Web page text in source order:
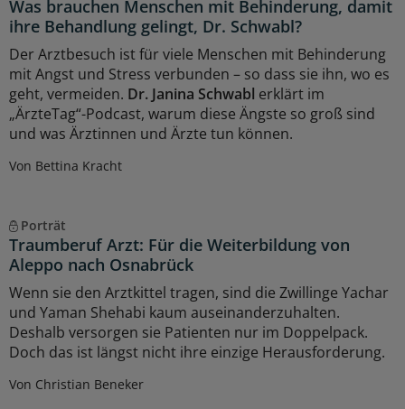
Was brauchen Menschen mit Behinderung, damit
ihre Behandlung gelingt, Dr. Schwabl?
Der Arztbesuch ist für viele Menschen mit Behinderung
mit Angst und Stress verbunden – so dass sie ihn, wo es
geht, vermeiden. Dr. Janina Schwabl erklärt im
„ÄrzteTag“-Podcast, warum diese Ängste so groß sind
und was Ärztinnen und Ärzte tun können.
Von Bettina Kracht
Porträt
Traumberuf Arzt: Für die Weiterbildung von
Aleppo nach Osnabrück
Wenn sie den Arztkittel tragen, sind die Zwillinge Yachar
und Yaman Shehabi kaum auseinanderzuhalten.
Deshalb versorgen sie Patienten nur im Doppelpack.
Doch das ist längst nicht ihre einzige Herausforderung.
Von Christian Beneker